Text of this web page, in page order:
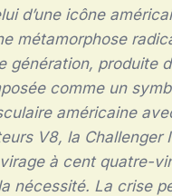
d’une icône
métamorphose
génération, produite
comme un
américaine
V8, la Challenger
à cent quatre-
nécessité. La crise